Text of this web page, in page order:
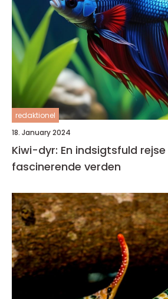
redaktionel
18. January 2024
Kiwi-dyr: En indsigtsfuld
fascinerende verden